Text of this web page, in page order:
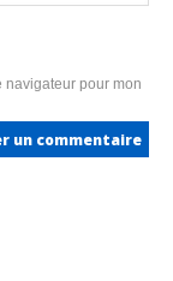
navigateur pour mon